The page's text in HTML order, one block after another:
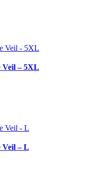
Veil – 5XL
Veil – L